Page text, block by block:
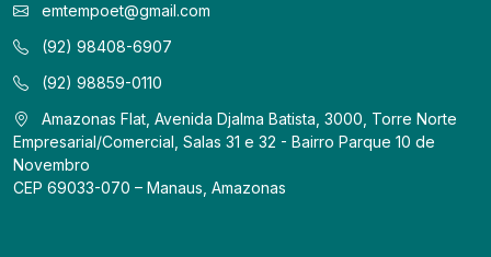
emtempoet@gmail.com
(92) 98408-6907
(92) 98859-0110
Amazonas Flat, Avenida Djalma Batista, 3000, Torre Norte
Empresarial/Comercial, Salas 31 e 32 - Bairro Parque 10 de
Novembro
CEP 69033-070 – Manaus, Amazonas